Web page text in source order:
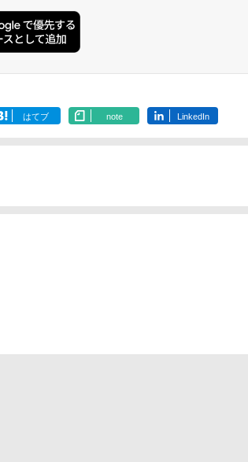
はてブ note LinkedIn